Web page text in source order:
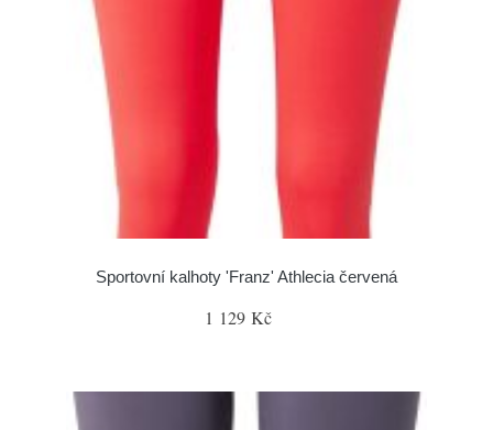
Sportovní kalhoty 'Franz' Athlecia červená
1 129 Kč